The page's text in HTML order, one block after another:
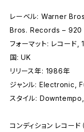
レーベル: Warner
Bros. Records –
フォーマット: レコード
国: UK
リリース年: 1986年
ジャンル: Electronic,
スタイル:
コンディション レコー